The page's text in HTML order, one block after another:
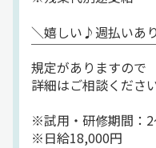
◆しっかり休める！完
～～～～～～～～～
もちろん大型連休もあ
有給休暇の取得も可能
＼嬉しい♪週払いあ
￣￣￣￣￣￣￣￣￣
規定がありますので
詳細はご相談ください
※試用・研修期間：
※日給18,000円